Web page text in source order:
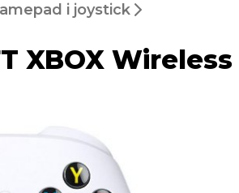
i joystick
XBOX